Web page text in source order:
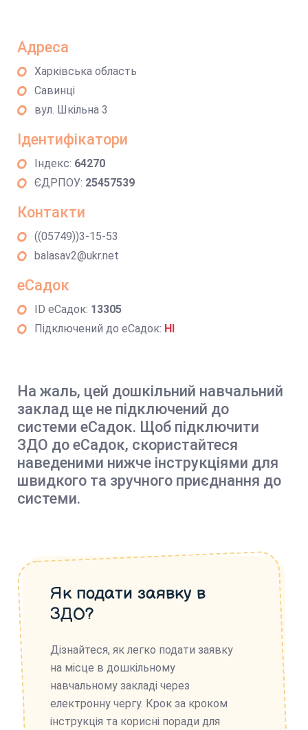
Адреса
Харківська область
Савинці
вул. Шкільна 3
Ідентифікатори
Індекс: 64270
ЄДРПОУ: 25457539
Контакти
((05749))3-15-53
balasav2@ukr.net
еСадок
ID еСадок: 13305
Підключений до еСадок: НІ
На жаль, цей дошкільний навчальний
заклад ще не підключений до
системи еСадок. Щоб підключити
ЗДО до еСадок, скористайтеся
наведеними нижче інструкціями для
швидкого та зручного приєднання до
системи.
Як подати заявку в
ЗДО?
Дізнайтеся, як легко подати заявку
на місце в дошкільному
навчальному закладі через
електронну чергу. Крок за кроком
інструкція та корисні поради для